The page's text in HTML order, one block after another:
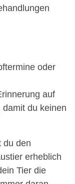
oder
auf
damit du keinen
du den
erheblich
Tier die